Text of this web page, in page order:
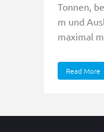
Tonnen,
m und
maximal
Read More